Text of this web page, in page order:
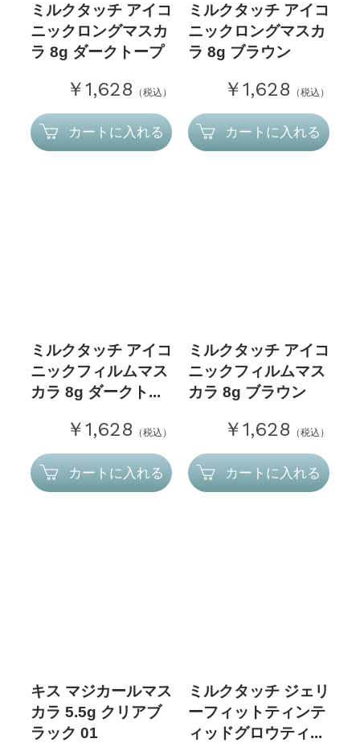
ミルクタッチ アイコ
ニックロングマスカ
ラ 8g ダークトープ
￥1,628 （税込）
カートに入れる
ミルクタッチ アイコ
ニックロングマスカ
ラ 8g ブラウン
￥1,628 （税込）
カートに入れる
ミルクタッチ アイコ
ニックフィルムマス
カラ 8g ダークト...
￥1,628 （税込）
カートに入れる
ミルクタッチ アイコ
ニックフィルムマス
カラ 8g ブラウン
￥1,628 （税込）
カートに入れる
キス マジカールマス
カラ 5.5g クリアブ
ラック 01
ミルクタッチ ジェリ
ーフィットティンテ
ィッドグロウティ...